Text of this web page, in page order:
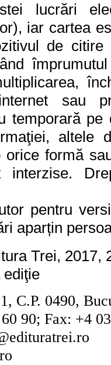
lucrări
iar cartea
de
sau
temporară
altele
orice formă
interzise.
pentru
aparțin
Trei, 2017,
ediţie
C.P. 0490,
90; Fax: +4